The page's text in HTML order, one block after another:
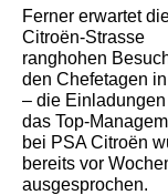
Ferner erwartet
Citroën-Strasse
ranghohen
den Chefetagen
– die Einladungen
das Top-
bei PSA Citroën
bereits vor
ausgesprochen.